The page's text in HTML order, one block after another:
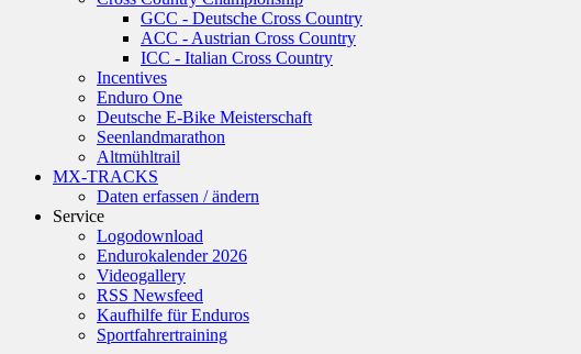
GCC - Deutsche Cross Country
ACC - Austrian Cross Country
ICC - Italian Cross Country
Incentives
Enduro One
Deutsche E-Bike Meisterschaft
Seenlandmarathon
Altmühltrail
MX-TRACKS
Daten erfassen / ändern
Service
Logodownload
Endurokalender 2026
Videogallery
RSS Newsfeed
Kaufhilfe für Enduros
Sportfahrertraining